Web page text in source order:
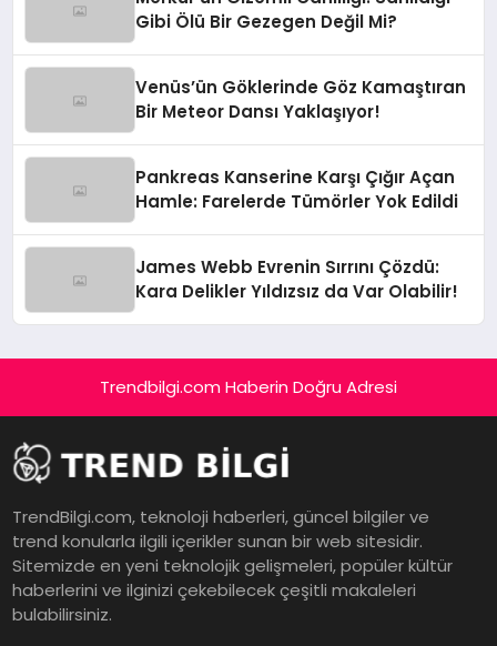
Gibi Ölü Bir Gezegen Değil Mi?
Venüs’ün Göklerinde Göz Kamaştıran
Bir Meteor Dansı Yaklaşıyor!
Pankreas Kanserine Karşı Çığır Açan
Hamle: Farelerde Tümörler Yok Edildi
James Webb Evrenin Sırrını Çözdü:
Kara Delikler Yıldızsız da Var Olabilir!
Trendbilgi.com Haberin Doğru Adresi
TrendBilgi.com, teknoloji haberleri, güncel bilgiler ve
trend konularla ilgili içerikler sunan bir web sitesidir.
Sitemizde en yeni teknolojik gelişmeleri, popüler kültür
haberlerini ve ilginizi çekebilecek çeşitli makaleleri
bulabilirsiniz.